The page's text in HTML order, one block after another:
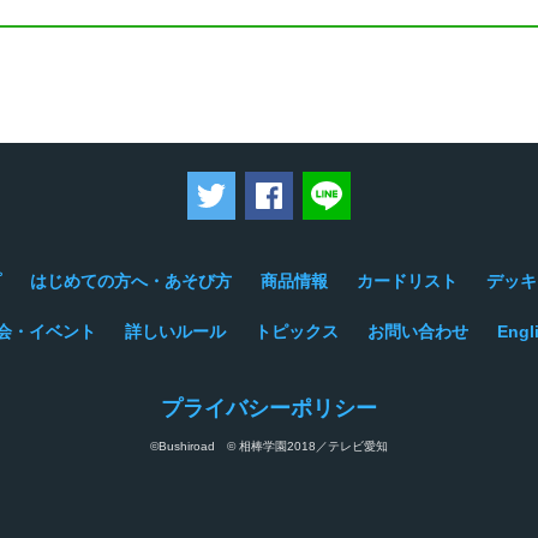
ツイートするFacebookでシェアする
はじめての方へ・あそび方 商品情報 カードリスト デッ
・イベント 詳しいルール トピックス お問い合わせ
プライバシーポリシー
©Bushiroad © 相棒学園2018／テレビ愛知